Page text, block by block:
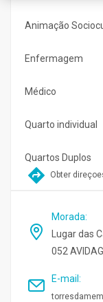
Animação
Enfermagem
Médico
Quarto individual
Quartos Duplos
Obter
Morada:
Lugar das
052
E-mail: